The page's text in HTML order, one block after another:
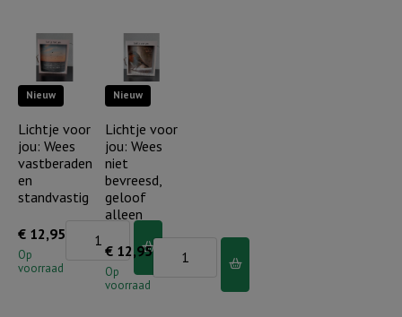
-
Handje
gevouwen..
aantal
-
Hoger
de
blauwe
luchten...
Nieuw
Lichtje voor
jou: Wees
vastberaden
en
standvastig
€ 12,95
Op
voorraad
Nieuw
Lichtje voor
jou: Wees
niet
bevreesd,
geloof
alleen
€ 12,95
Op
voorraad
Lichtje
voor